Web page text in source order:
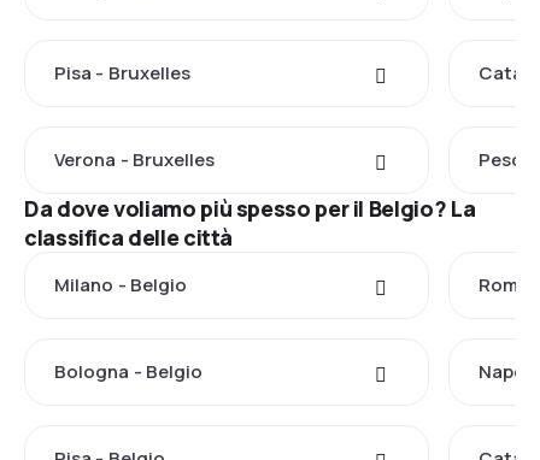
Pisa - Bruxelles
Verona - Bruxelles
Da dove voliamo più spesso per il Belgio? La
classifica delle città
Milano - Belgio Roma
Bologna - Belgio